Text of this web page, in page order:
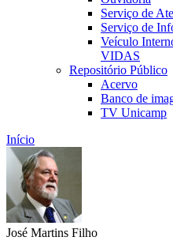
Serviço de
Serviço de
Veículo
VIDAS
Repositório Público
Acervo
Banco de
TV Unicamp
Início
José Martins Filho